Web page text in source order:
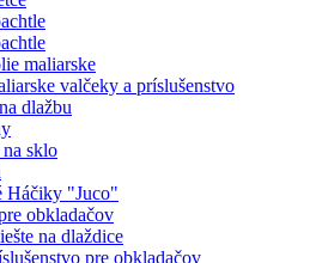
maliarske
valčeky a príslušenstvo
dlažbu
sklo
Háčiky "Juco"
obkladačov
na dlaždice
pre obkladačov